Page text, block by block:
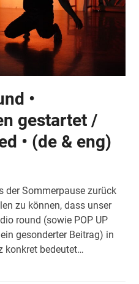
•
gestartet /
• (de & eng)
der Sommerpause zurück
zu können, dass unser
round (sowie POP UP
gesonderter Beitrag) in
konkret bedeutet…